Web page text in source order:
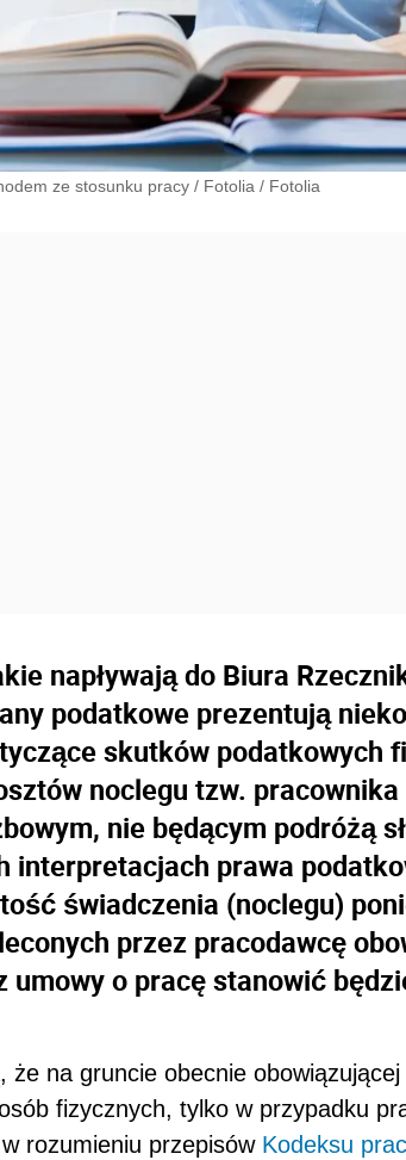
ze stosunku pracy / Fotolia / Fotolia
napływają do Biura
podatkowe prezentują
skutków podatkowych
noclegu tzw.
nie będącym podróżą
interpretacjach prawa
świadczenia (noclegu)
przez pracodawcę
umowy o pracę stanowić
że na gruncie obecnie
fizycznych, tylko w przypadku
rozumieniu przepisów Kodeksu